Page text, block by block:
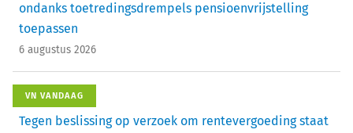
ondanks toetredingsdrempels pensioenvrijstelling
toepassen
6 augustus 2026
VN VANDAAG
Tegen beslissing op verzoek om rentevergoeding staat